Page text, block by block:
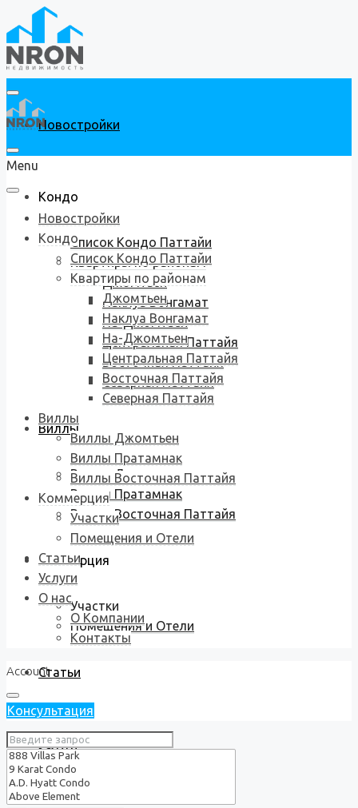
Новостройки
Кондо
Список Кондо Паттайи
Квартиры по районам
Джомтьен
Наклуа Вонгамат
На-Джомтьен
Центральная Паттайя
Восточная Паттайя
Северная Паттайя
Виллы
Виллы Джомтьен
Виллы Пратамнак
Виллы Восточная Паттайя
Коммерция
Участки
Помещения и Отели
Статьи
Услуги
Menu
Новостройки
Кондо
Список Кондо Паттайи
Квартиры по районам
Джомтьен
Наклуа Вонгамат
На-Джомтьен
Центральная Паттайя
Восточная Паттайя
Северная Паттайя
Виллы
Виллы Джомтьен
Виллы Пратамнак
Виллы Восточная Паттайя
Коммерция
Участки
Помещения и Отели
Статьи
Услуги
О нас
О Компании
Контакты
Account
Консультация